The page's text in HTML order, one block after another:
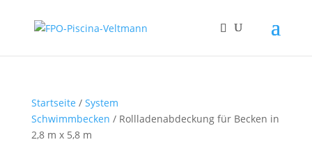
Startseite / System
Schwimmbecken / Rollladenabdeckung für Becken in
2,8 m x 5,8 m